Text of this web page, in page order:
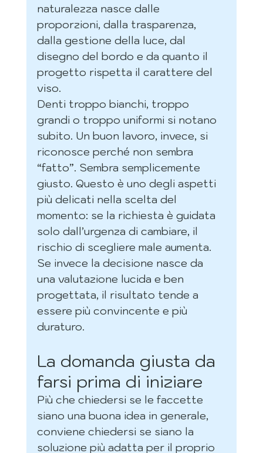
naturalezza nasce dalle
proporzioni, dalla trasparenza,
dalla gestione della luce, dal
disegno del bordo e da quanto il
progetto rispetta il carattere del
viso.
Denti troppo bianchi, troppo
grandi o troppo uniformi si notano
subito. Un buon lavoro, invece, si
riconosce perché non sembra
“fatto”. Sembra semplicemente
giusto. Questo è uno degli aspetti
più delicati nella scelta del
momento: se la richiesta è guidata
solo dall’urgenza di cambiare, il
rischio di scegliere male aumenta.
Se invece la decisione nasce da
una valutazione lucida e ben
progettata, il risultato tende a
essere più convincente e più
duraturo.
La domanda giusta da
farsi prima di iniziare
Più che chiedersi se le faccette
siano una buona idea in generale,
conviene chiedersi se siano la
soluzione più adatta per il proprio